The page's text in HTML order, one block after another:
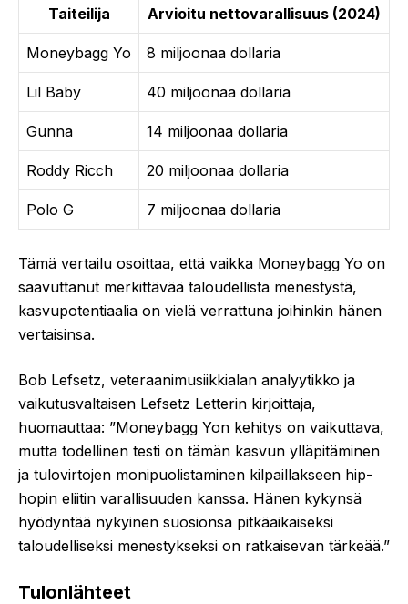
Taiteilija Arvioitu nettovarallisuus (2024)
Moneybagg Yo 8 miljoonaa dollaria
Lil Baby 40 miljoonaa dollaria
Gunna 14 miljoonaa dollaria
Roddy Ricch 20 miljoonaa dollaria
Polo G 7 miljoonaa dollaria
Tämä vertailu osoittaa, että vaikka Moneybagg Yo on
saavuttanut merkittävää taloudellista menestystä,
kasvupotentiaalia on vielä verrattuna joihinkin hänen
vertaisinsa.
Bob Lefsetz, veteraanimusiikkialan analyytikko ja
vaikutusvaltaisen Lefsetz Letterin kirjoittaja,
huomauttaa: ”Moneybagg Yon kehitys on vaikuttava,
mutta todellinen testi on tämän kasvun ylläpitäminen
ja tulovirtojen monipuolistaminen kilpaillakseen hip-
hopin eliitin varallisuuden kanssa. Hänen kykynsä
hyödyntää nykyinen suosionsa pitkäaikaiseksi
taloudelliseksi menestykseksi on ratkaisevan tärkeää.”
Tulonlähteet